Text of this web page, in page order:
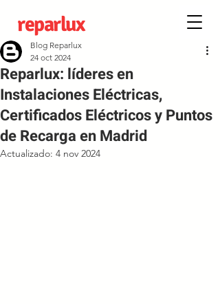
reparlux
Reparlux: líderes en
Instalaciones Eléctricas,
Certificados Eléctricos y Puntos
de Recarga en Madrid
Blog Reparlux
24 oct 2024
Actualizado: 4 nov 2024